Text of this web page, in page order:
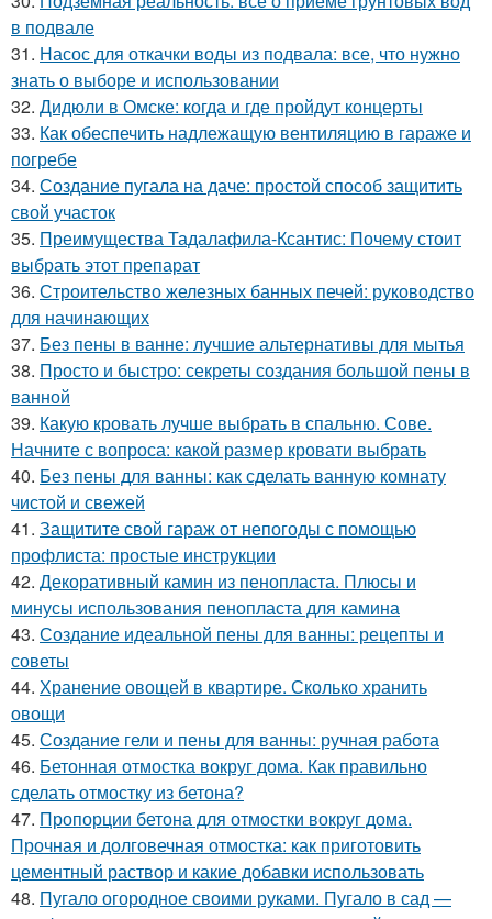
в подвале
31. Насос для откачки воды из подвала: все, что нужно
знать о выборе и использовании
32. Дидюли в Омске: когда и где пройдут концерты
33. Как обеспечить надлежащую вентиляцию в гараже и
погребе
34. Создание пугала на даче: простой способ защитить
свой участок
35. Преимущества Тадалафила-Ксантис: Почему стоит
выбрать этот препарат
36. Строительство железных банных печей: руководство
для начинающих
37. Без пены в ванне: лучшие альтернативы для мытья
38. Просто и быстро: секреты создания большой пены в
ванной
39. Какую кровать лучше выбрать в спальню. Сове.
Начните с вопроса: какой размер кровати выбрать
40. Без пены для ванны: как сделать ванную комнату
чистой и свежей
41. Защитите свой гараж от непогоды с помощью
профлиста: простые инструкции
42. Декоративный камин из пенопласта. Плюсы и
минусы использования пенопласта для камина
43. Создание идеальной пены для ванны: рецепты и
советы
44. Хранение овощей в квартире. Сколько хранить
овощи
45. Создание гели и пены для ванны: ручная работа
46. Бетонная отмостка вокруг дома. Как правильно
сделать отмостку из бетона?
47. Пропорции бетона для отмостки вокруг дома.
Прочная и долговечная отмостка: как приготовить
цементный раствор и какие добавки использовать
48. Пугало огородное своими руками. Пугало в сад —